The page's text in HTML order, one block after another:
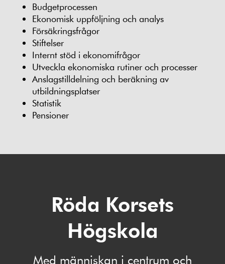
Budgetprocessen
Ekonomisk uppföljning och analys
Försäkringsfrågor
Stiftelser
Internt stöd i ekonomifrågor
Utveckla ekonomiska rutiner och processer
Anslagstilldelning och beräkning av
utbildningsplatser
Statistik
Pensioner
Röda Korsets
Högskola
Med människan i centrum och